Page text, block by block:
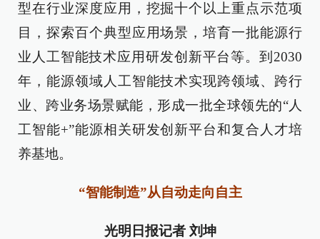
型在行业深度应用，挖掘十个以上重点示范项
目，探索百个典型应用场景，培育一批能源行
业人工智能技术应用研发创新平台等。到2030
年，能源领域人工智能技术实现跨领域、跨行
业、跨业务场景赋能，形成一批全球领先的“人
工智能+”能源相关研发创新平台和复合人才培
养基地。
“智能制造”从自动走向自主
光明日报记者 刘坤